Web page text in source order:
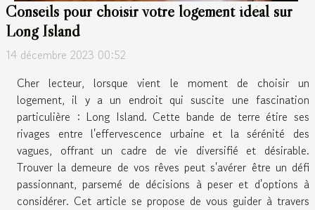
Conseils pour choisir votre logement idéal sur
Long Island
14 décembre 2023 00:52
Cher lecteur, lorsque vient le moment de choisir un
logement, il y a un endroit qui suscite une fascination
particulière : Long Island. Cette bande de terre étire ses
rivages entre l'effervescence urbaine et la sérénité des
vagues, offrant un cadre de vie diversifié et désirable.
Trouver la demeure de vos rêves peut s'avérer être un défi
passionnant, parsemé de décisions à peser et d'options à
considérer. Cet article se propose de vous guider à travers